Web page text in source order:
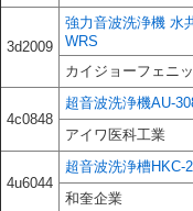
3d2009
強力音波洗浄機 水
WRS
カイジョーフェニ
4c0848
超音波洗浄機AU-
アイワ医科工業
4u6044
超音波洗浄槽HKC-
和奎企業